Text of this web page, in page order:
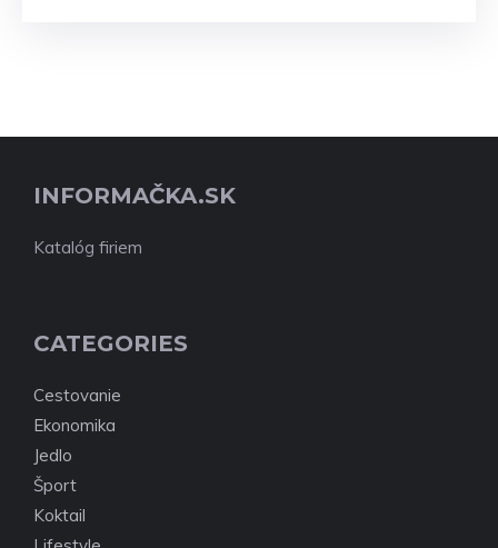
INFORMAČKA.SK
Katalóg firiem
CATEGORIES
Cestovanie
Ekonomika
Jedlo
Šport
Koktail